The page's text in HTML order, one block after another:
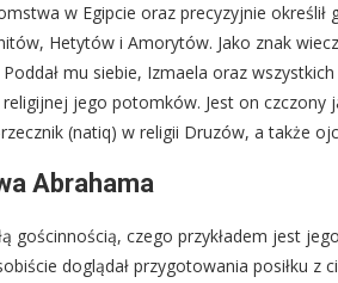
w Egipcie oraz precyzyjnie
Hetytów i Amorytów. Jako znak
mu siebie, Izmaela oraz
jego potomków. Jest on
(natiq) w religii Druzów, a także
Abrahama
gościnnością, czego przykładem jest
doglądał przygotowania posiłku z